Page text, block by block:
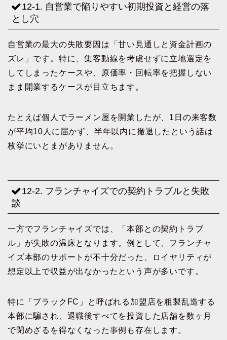
12-1. 自営業で陥りやすい初期投資と経営の落
とし穴
自営業の最大の失敗要因は「甘い見通しと資金計画の
ズレ」です。特に、集客動線を考慮せずに立地選定を
してしまったケースや、原価率・回転率を把握しない
まま開業するケースが目立ちます。
たとえば個人でラーメン屋を開業したが、1日の来客数
が平均10人に届かず、半年以内に撤退したという話は
枚挙にいとまがありません。
12-2. フランチャイズでの契約トラブルと失敗
談
一方でフランチャイズでは、「本部との契約トラブ
ル」が失敗の温床となります。例として、フランチャ
イズ本部のサポートが不十分だった、ロイヤリティが
想定以上で収益が出なかったという声が多いです。
特に「ブラックFC」と呼ばれる加盟店を粗製乱造する
本部に騙され、退職後すべてを投資した店舗を数ヶ月
で閉めざるを得なくなった事例も存在します。